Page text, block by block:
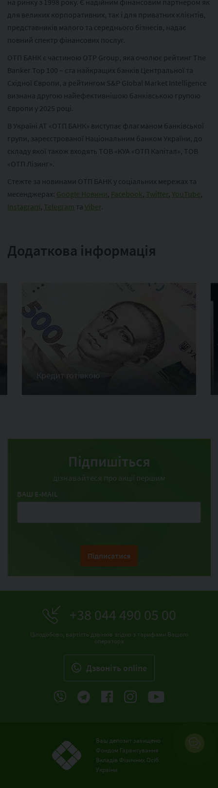
для великих корпоративних, так і для приватних клієнтів,
представників малого та середнього бізнесів, надає
повний спектр фінансових послуг.
ОТП БАНК є частиною ОТР Group, яка очолює рейтинг The
Banker Top 100 – ста найкращих банків Центральної та
Східної Європи, а рейтингом S&P Global Market Intelligence
визнана другою найефективнішою банківською групою
Європи у 2025 році.
В Україні АТ «ОТП БАНК» виступає флагманом банківської
групи, зареєстрованої Національним банком України, до
складу якої також входять ТОВ «КУА «ОТП Капітал», ТОВ
«ОТП Лізинг».
Стежте за новинами ОТП БАНК у соціальних мережах та
месенджерах: Google Новини Facebook Twitter YouTube
Instagram Telegram та Viber
Додаткова інформація
Кредит готівкою
Підпишіться
дізнавайтеся про акції першим
ВАШ E-MAIL
Підписатися
+38 044 490 05 00
Цілодобово, вартість дзвінків згідно з тарифами Вашого
оператора
Дзвонiть online
Ваш депозит захищено
Фондом Гарантування
Вкладів Фізичних Осіб
України